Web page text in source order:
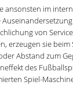
ansonsten im
von
erzeugen sie
Abstand zum
des
Spiel-